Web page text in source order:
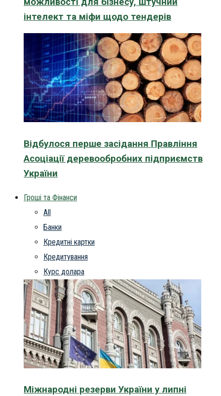
інтелект та міфи щодо тендерів
Відбулося перше засідання Правління
Асоціації деревообробних підприємств
України
Гроші та Фінанси
All
Банки
Кредитні картки
Кредитування
Курс долара
Міжнародні резерви України у липні